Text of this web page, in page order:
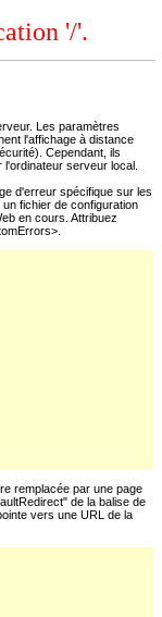
'/'.
Les paramètres
l'affichage à distance
Cependant, ils
serveur local.
d'erreur spécifique sur les
fichier de configuration
en cours. Attribuez
remplacée par une page
de la balise de
vers une URL de la